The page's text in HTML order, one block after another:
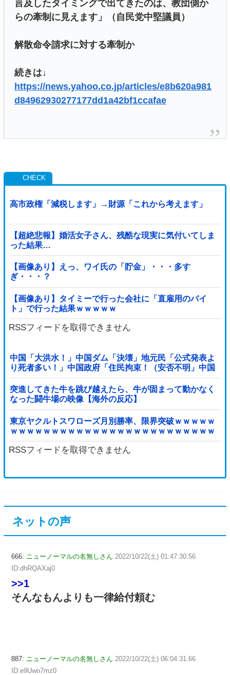
言及したタイミングで出てきたのは、教団側か
らの牽制に見えます」（自民党中堅議員）
解散命令請求に対する牽制か
続きは↓
https://news.yahoo.co.jp/articles/e8b620a981
d84962930277177dd1a42bf1ccafae
高市政権「減税します」→財源「これから考えます」
【超絶悲報】婚活女子さん、残酷な現実に気付いてしま
った結果…
【画像あり】えっ、ワイ氏の「貯金」・・・多す
ぎ・・・？
【画像あり】タイミーで行った会社に「直雇用のバイ
ト」で行った結果ｗｗｗｗｗ
RSSフィードを取得できません
中国「大洪水！」中国ダム「決壊」地元民「公式発表よ
り死者多い！」中国政府「住民拘束！（安否不明」中国
当局「救助隊動画も削除」台風13号「三峡ダム接近中」
→
突進してきた牛を跳び越えたら、牛が固まって動かなく
なった闘牛場の映像【海外の反応】
東京ヤクルトスワローズ月別勝率、限界突破ｗｗｗｗｗ
ｗｗｗｗｗｗｗｗｗｗｗｗｗｗｗｗｗｗｗｗｗｗｗｗｗ
ｗｗｗｗｗｗｗｗｗｗｗｗｗ他
RSSフィードを取得できません
ネットの声
666: ニューノーマルの名無しさん 2022/10/22(土) 01:47:30.56
ID:dhRQAXaj0
>>1
そんなもんよりも一律給付頼む
887: ニューノーマルの名無しさん 2022/10/22(土) 06:04:31.66
ID:e9Uwo7mz0